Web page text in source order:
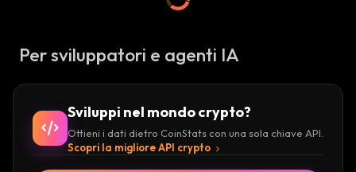
Per sviluppatori e agenti IA
Sviluppi nel mondo crypto?
Ottieni i dati dietro CoinStats con una sola chiave API.
Scopri la migliore API crypto